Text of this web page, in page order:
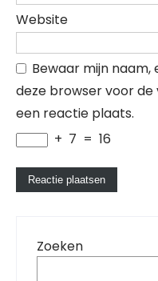
Website
Bewaar mijn
deze browser voor
een reactie plaats.
+ 7 = 16
Zoeken